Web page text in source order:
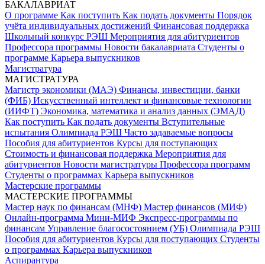
БАКАЛАВРИАТ
О программе Как поступить Как подать документы Порядок
учёта индивидуальных достижений Финансовая поддержка
Школьный конкурс РЭШ Мероприятия для абитуриентов
Профессора программы Новости бакалавриата Студенты о
программе Карьера выпускников
Магистратура
МАГИСТРАТУРА
Магистр экономики (МАЭ) Финансы, инвестиции, банки
(ФИБ) Искусственный интеллект и финансовые технологии
(ИИФТ) Экономика, математика и анализ данных (ЭМАД)
Как поступить Как подать документы Вступительные
испытания Олимпиада РЭШ Часто задаваемые вопросы
Пособия для абитуриентов Курсы для поступающих
Стоимость и финансовая поддержка Мероприятия для
абитуриентов Новости магистратуры Профессора программ
Студенты о программах Карьера выпускников
Мастерские программы
МАСТЕРСКИЕ ПРОГРАММЫ
Мастер наук по финансам (МНФ) Мастер финансов (МИФ)
Онлайн-программа Мини-МИФ Экспресс-программы по
финансам Управление благосостоянием (УБ) Олимпиада РЭШ
Пособия для абитуриентов Курсы для поступающих Студенты
о программах Карьера выпускников
Аспирантура